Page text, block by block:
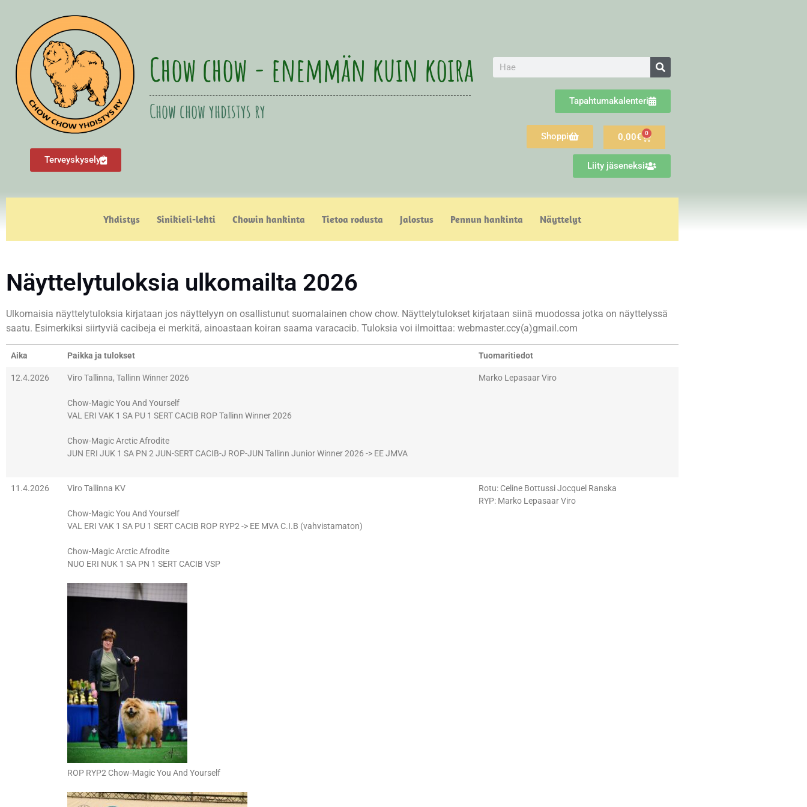
Terveyskysely
Chow chow - enemmän kuin koira
Chow chow yhdistys ry Tapahtumakalenteri
Shoppi 0,00€ 0
Liity jäseneksi
Yhdistys Sinikieli-lehti Chowin hankinta Tietoa rodusta Jalostus Pennun hankinta Näyttelyt
Näyttelytuloksia ulkomailta 2026
Ulkomaisia näyttelytuloksia kirjataan jos näyttelyyn on osallistunut suomalainen chow chow. Näyttelytulokset kirjataan siinä muodossa jotka on näyttelyssä
saatu. Esimerkiksi siirtyviä cacibeja ei merkitä, ainoastaan koiran saama varacacib. Tuloksia voi ilmoittaa: webmaster.ccy(a)gmail.com
Aika Paikka ja tulokset Tuomaritiedot
12.4.2026 Viro Tallinna, Tallinn Winner 2026
Chow-Magic You And Yourself
VAL ERI VAK 1 SA PU 1 SERT CACIB ROP Tallinn Winner 2026
Chow-Magic Arctic Afrodite
JUN ERI JUK 1 SA PN 2 JUN-SERT CACIB-J ROP-JUN Tallinn Junior Winner 2026 -> EE JMVA
Marko Lepasaar Viro
11.4.2026 Viro Tallinna KV
Chow-Magic You And Yourself
VAL ERI VAK 1 SA PU 1 SERT CACIB ROP RYP2 -> EE MVA C.I.B (vahvistamaton)
Chow-Magic Arctic Afrodite
NUO ERI NUK 1 SA PN 1 SERT CACIB VSP
ROP RYP2 Chow-Magic You And Yourself
Rotu: Celine Bottussi Jocquel Ranska
RYP: Marko Lepasaar Viro